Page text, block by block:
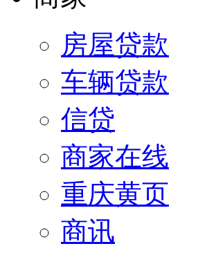
房屋贷款
车辆贷款
信贷
商家在线
重庆黄页
商讯